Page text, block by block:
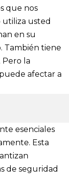
que nos
utiliza usted
en su
También tiene
Pero la
afectar a
esenciales
Esta
de seguridad